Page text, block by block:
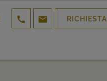
  RICHIESTA